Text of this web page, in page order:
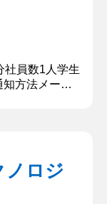
社員数1人学生
方法メール
野で活躍でき
ーション能力
ノロジ